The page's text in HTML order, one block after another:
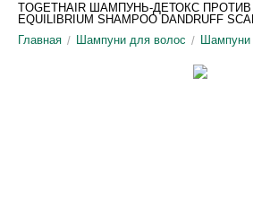
TOGETHAIR ШАМПУНЬ-ДЕТОКС
EQUILIBRIUM SHAMPOO DANDRUFF
Главная / Шампуни для волос / Шампуни